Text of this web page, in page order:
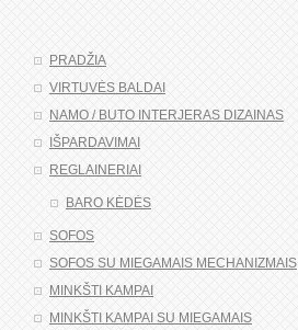
PRADŽIA
VIRTUVĖS BALDAI
NAMO / BUTO INTERJERAS DIZAINAS
IŠPARDAVIMAI
REGLAINERIAI
BARO KĖDĖS
SOFOS
SOFOS SU MIEGAMAIS MECHANIZMAIS
MINKŠTI KAMPAI
MINKŠTI KAMPAI SU MIEGAMAIS